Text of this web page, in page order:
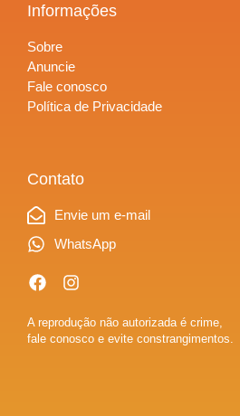
Informações
Sobre
Anuncie
Fale conosco
Política de Privacidade
Contato
Envie um e-mail
WhatsApp
A reprodução não autorizada é crime,
fale conosco e evite constrangimentos.